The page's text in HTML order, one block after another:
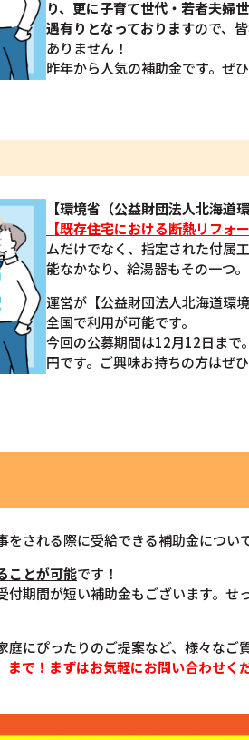
り、更に子育て世代・若者夫婦
遇有りとなっておりますので、
ありません！
昨年から人気の補助金です。ぜ
【環境省（公益財団法人北海道
【既存住宅における断熱リフォ
ムだけでなく、指定された付属
能なかなり、給湯器もその一つ。
運営が【公益財団法人北海道環
全国で利用が可能です。
今回の公募期間は12月12日まで
円です。ご興味お持ちの方はぜ
をされる際に受給できる補助金につい
ことが可能です！
期間が短い補助金もございます。せ
にぴったりのご提案など、様々なご
で！まずはお気軽にお問い合わせく